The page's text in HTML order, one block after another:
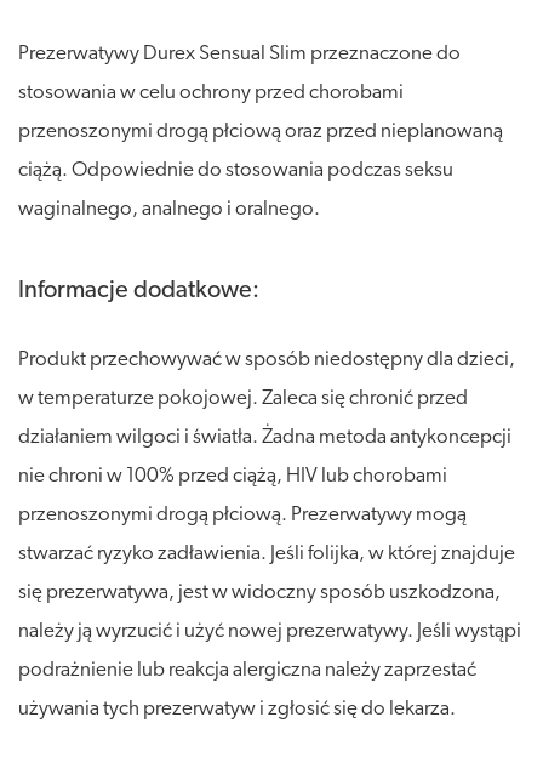
Prezerwatywy Durex Sensual Slim przeznaczone do
stosowania w celu ochrony przed chorobami
przenoszonymi drogą płciową oraz przed nieplanowaną
ciążą. Odpowiednie do stosowania podczas seksu
waginalnego, analnego i oralnego.
Informacje dodatkowe:
Produkt przechowywać w sposób niedostępny dla dzieci,
w temperaturze pokojowej. Zaleca się chronić przed
działaniem wilgoci i światła. Żadna metoda antykoncepcji
nie chroni w 100% przed ciążą, HIV lub chorobami
przenoszonymi drogą płciową. Prezerwatywy mogą
stwarzać ryzyko zadławienia. Jeśli folijka, w której znajduje
się prezerwatywa, jest w widoczny sposób uszkodzona,
należy ją wyrzucić i użyć nowej prezerwatywy. Jeśli wystąpi
podrażnienie lub reakcja alergiczna należy zaprzestać
używania tych prezerwatyw i zgłosić się do lekarza.